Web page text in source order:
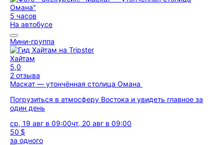
5 часов
На автобусе
Мини-группа
Хайтам
5,0
2 отзыва
Маскат — утончённая столица Омана
Погрузиться в атмосферу Востока и увидеть главное за
один день
ср, 19 авг в 09:00чт, 20 авг в 09:00
50 $
за одного